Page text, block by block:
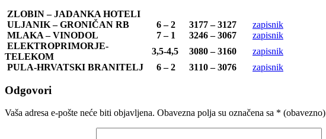
ZLOBIN – JADANKA HOTELI
ULJANIK – GRONIČAN RB
6 – 2 3177 – 3127
zapisnik
MLAKA – VINODOL
7 – 1 3246 – 3067
zapisnik
ELEKTROPRIMORJE-
TELEKOM
3,5-4,5 3080 – 3160
zapisnik
PULA-HRVATSKI BRANITELJ
6 – 2 3110 – 3076 zapisnik
Odgovori
Vaša adresa e-pošte neće biti objavljena. Obavezna polja su označena sa * (obavezno)